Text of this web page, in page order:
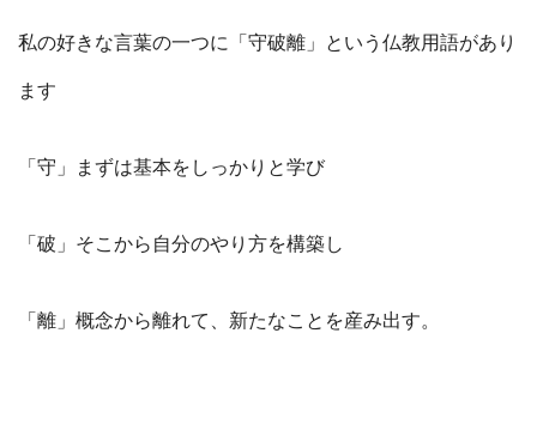
私の好きな言葉の一つに「守破離」という仏教用語があり
ます
「守」まずは基本をしっかりと学び
「破」そこから自分のやり方を構築し
「離」概念から離れて、新たなことを産み出す。